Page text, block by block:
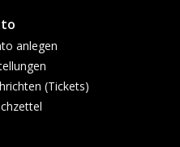
anlegen
(Tickets)